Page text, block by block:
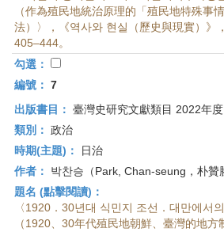
（作為殖民地統治原理的「殖民地特殊事
法）〉，《역사와 현실（歷史與現實）》
405–444。
勾選：
編號： 7
出版書目： 臺灣史研究文獻類目 2022年度
類別： 政治
時期(主題)：
日治
作者：
박찬승（Park, Chan-seung，朴贊
題名 (點擊閱讀)：
〈1920．30년대 식민지 조선．대만에서
（1920、30年代殖民地朝鮮、臺灣的地方